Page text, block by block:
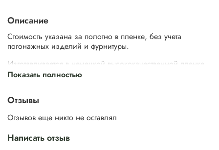
Описание
Стоимость указана за полотно в пленке, без учета
погонажных изделий и фурнитуры.
Изготавливается в немецкой высококачественной пленке
или в эмали по палитре RAL.
мм
Ширина, мм Высота, мм
42 мм
700/ 800/
Показать полностью
Отзывы
Отзывов еще никто не оставлял
Написать отзыв